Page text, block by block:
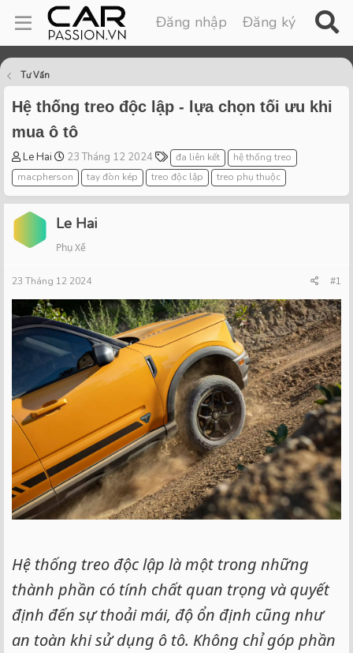
Đăng nhập Đăng ký
Tư Vấn
Hệ thống treo độc lập - lựa chọn tối ưu khi
mua ô tô
T
h
r
e
a
s
a
r
t
e
r
Le Hai
S
t
a
r
t
a
e
23 Tháng 12 2024
T
a
g
s
đa liên kết
hệ thống treo
macpherson
tay đòn kép treo độc lập treo phụ thuộc
Le Hai
Phụ Xế
23 Tháng 12 2024 #1
Hệ thống treo độc lập là một trong những
thành phần có tính chất quan trọng và quyết
định đến sự thoải mái, độ ổn định cũng như
an toàn khi sử dụng ô tô. Không chỉ góp phần